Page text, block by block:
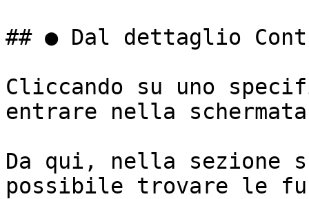
## ● Dal dettaglio
Cliccando su uno
entrare nella
Da qui, nella sezione
possibile trovare le